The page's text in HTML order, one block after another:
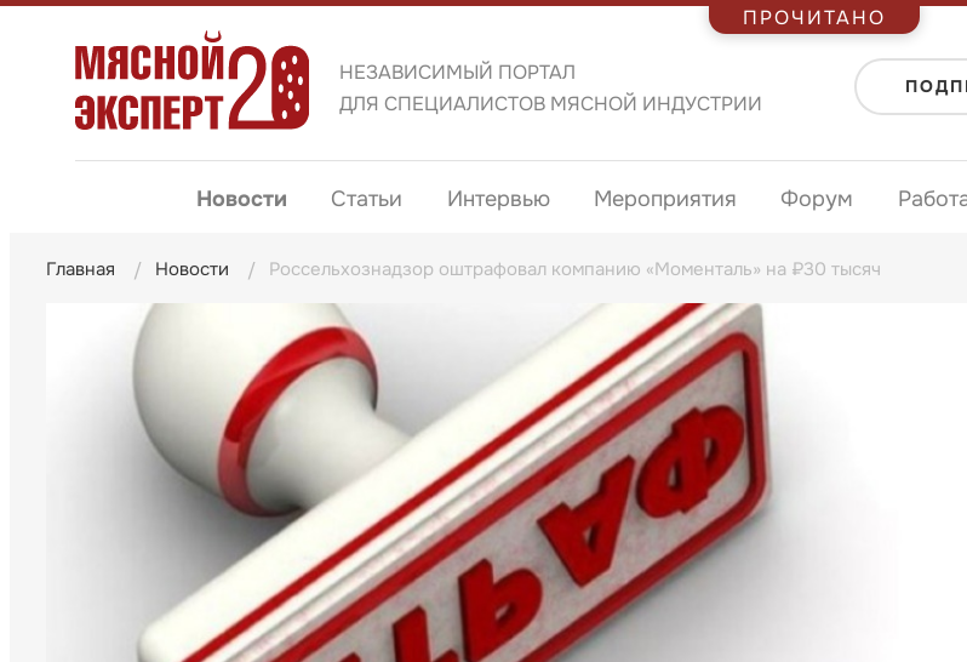
НЕЗАВИСИМЫЙ ПОРТАЛ
ДЛЯ СПЕЦИАЛИСТОВ МЯСНОЙ ИНДУСТРИИ
Новости Статьи Интервью Мероприятия Форум
Главная Новости Россельхознадзор оштрафовал компанию «Моменталь» на ₽30 тысяч
ПРОЧИТАНО